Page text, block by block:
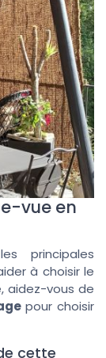
vue en
principales
à choisir le
aidez-vous de
pour choisir
cette